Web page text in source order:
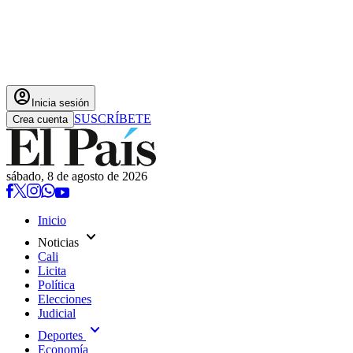
account_circle Inicia sesión
Crea cuenta SUSCRÍBETE
sábado, 8 de agosto de 2026
Inicio
Noticias expand_more
Cali
Licita
Política
Elecciones
Judicial
Deportes expand_more
Economía